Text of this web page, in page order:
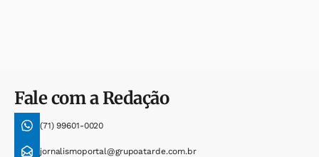
Fale com a Redação
(71) 99601-0020
jornalismoportal@grupoatarde.com.br